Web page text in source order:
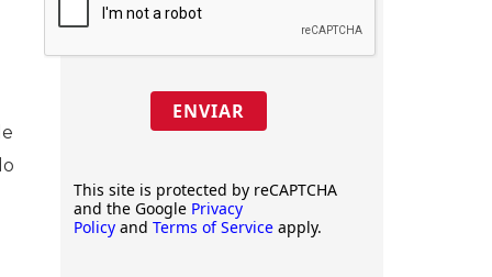
ENVIAR
This site is protected by reCAPTCHA
and the Google Privacy
Policy and Terms of Service apply.